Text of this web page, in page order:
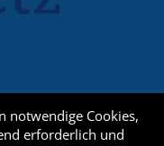
notwendige Cookies,
erforderlich und